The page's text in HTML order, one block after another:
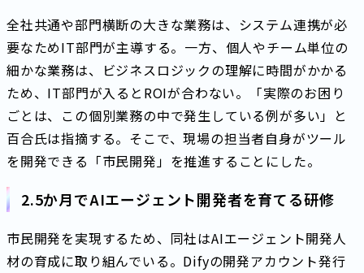
全社共通や部門横断の大きな業務は、システム連携が必
要なためIT部門が主導する。一方、個人やチーム単位の
細かな業務は、ビジネスロジックの理解に時間がかかる
ため、IT部門が入るとROIが合わない。「実際のお困り
ごとは、この個別業務の中で発生している例が多い」と
百合氏は指摘する。そこで、現場の担当者自身がツール
を開発できる「市民開発」を推進することにした。
2.5か月でAIエージェント開発者を育てる研修
市民開発を実現するため、同社はAIエージェント開発人
材の育成に取り組んでいる。Difyの開発アカウント発行